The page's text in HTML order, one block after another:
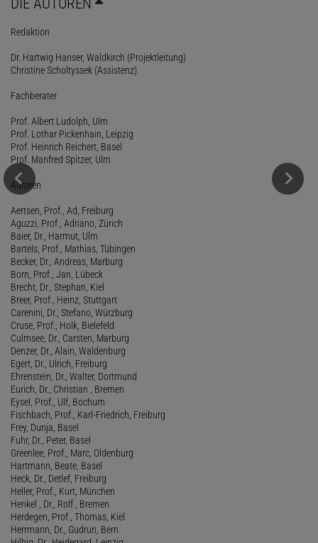
Redaktion
Dr. Hartwig Hanser, Waldkirch (Projektleitung)
Christine Scholtyssek (Assistenz)
Fachberater
Prof. Albert Ludolph, Ulm
Prof. Lothar Pickenhain, Leipzig
Prof. Heinrich Reichert, Basel
Prof. Manfred Spitzer, Ulm
Autoren
Aertsen, Prof., Ad, Freiburg
Aguzzi, Prof., Adriano, Zürich
Baier, Dr., Harmut, Ulm
Bartels, Prof., Mathias, Tübingen
Becker, Dr., Andreas, Marburg
Born, Prof., Jan, Lübeck
Brecht, Dr., Stephan, Kiel
Breer, Prof., Heinz, Stuttgart
Carenini, Dr., Stefano, Würzburg
Cruse, Prof., Holk, Bielefeld
Culmsee, Dr., Carsten, Marburg
Denzer, Dr., Alain, Waldenburg
Egert, Dr., Ulrich, Freiburg
Ehrenstein, Dr., Walter, Dortmund
Eurich, Dr., Christian , Bremen
Eysel, Prof., Ulf, Bochum
Fischbach, Prof., Karl-Friedrich, Freiburg
Frey, Dunja, Basel
Fuhr, Dr., Peter, Basel
Greenlee, Prof., Marc, Oldenburg
Hartmann, Beate, Basel
Heck, Dr., Detlef, Freiburg
Heller, Prof., Kurt, München
Henkel , Dr., Rolf , Bremen
Herdegen, Prof., Thomas, Kiel
Herrmann, Dr., Gudrun, Bern